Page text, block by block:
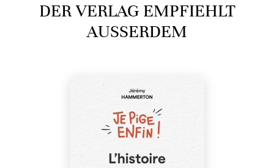
DER VERLAG EMPFIEHLT
AUSSERDEM